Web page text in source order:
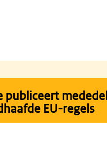
publiceert
EU-regels